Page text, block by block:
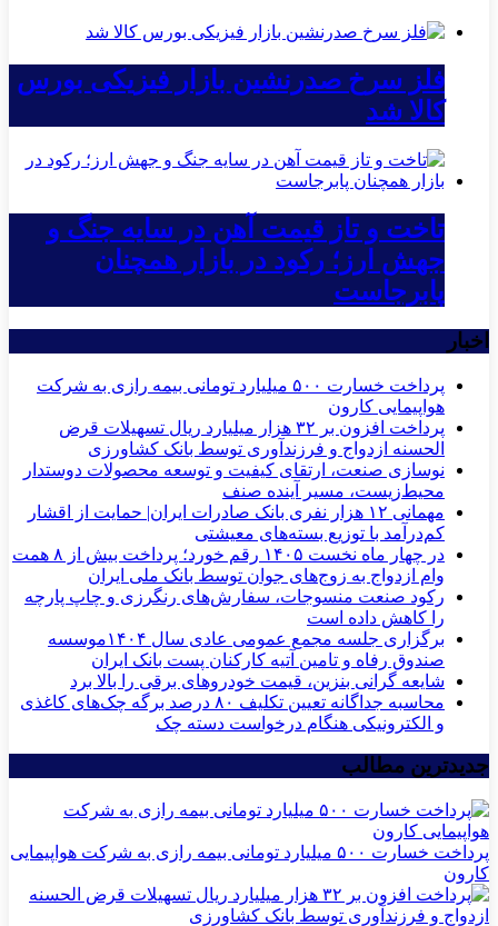
فلز سرخ صدرنشین بازار فیزیکی بورس
کالا شد
تاخت و تاز قیمت آهن در سایه جنگ و
جهش ارز؛ رکود در بازار همچنان
پابرجاست
اخبار
پرداخت خسارت ۵۰۰ میلیارد تومانی بیمه رازی به شرکت
هواپیمایی کارون
پرداخت افزون بر ۳۲ هزار میلیارد ریال تسهیلات قرض
الحسنه ازدواج و فرزندآوری توسط بانک کشاورزی
نوسازی صنعت، ارتقای کیفیت و توسعه محصولات دوستدار
محیط‌زیست، مسیر آینده صنف
مهمانی ۱۲ هزار نفری بانک صادرات ایران| حمایت از اقشار
کم‌درآمد با توزیع بسته‌های معیشتی
در چهار ماه نخست ۱۴۰۵ رقم خورد؛ پرداخت بیش از ۸ همت
وام ازدواج به زوج‌های جوان توسط بانک ملی ایران
رکود صنعت منسوجات، سفارش‌های رنگرزی و چاپ پارچه
را کاهش داده است
برگزاری جلسه مجمع عمومی عادی سال ۱۴۰۴موسسه
صندوق رفاه و تامین آتیه کارکنان پست بانک ایران
شایعه گرانی بنزین، قیمت خودروهای برقی را بالا برد
محاسبه جداگانه تعیین تکلیف ۸۰ درصد برگه چک‌های کاغذی
و الکترونیکی هنگام درخواست دسته چک
جدیدترین مطالب
پرداخت خسارت ۵۰۰ میلیارد تومانی بیمه رازی به شرکت هواپیمایی
کارون